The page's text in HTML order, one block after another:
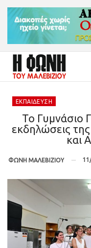
ΕΚΠΑΊΔΕΥΣΗ
Το Γυμνάσιο
εκδηλώσεις
και
ΦΩΝΗ ΜΑΛΕΒΙΖΙΟΥ